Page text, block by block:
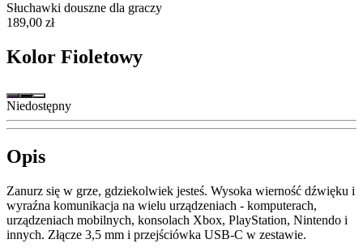
Słuchawki douszne dla graczy
189,00 zł
Kolor Fioletowy
Niedostępny
Opis
Zanurz się w grze, gdziekolwiek jesteś. Wysoka wierność dźwięku i
wyraźna komunikacja na wielu urządzeniach - komputerach,
urządzeniach mobilnych, konsolach Xbox, PlayStation, Nintendo i
innych. Złącze 3,5 mm i przejściówka USB-C w zestawie.